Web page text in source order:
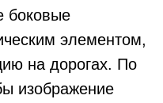
боковые
элементом,
на дорогах. По
изображение